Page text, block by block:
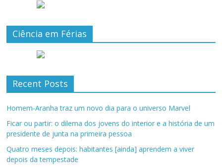
Ciência em Férias
Recent Posts
Homem-Aranha traz um novo dia para o universo Marvel
Ficar ou partir: o dilema dos jovens do interior e a história de um
presidente de junta na primeira pessoa
Quatro meses depois: habitantes [ainda] aprendem a viver
depois da tempestade